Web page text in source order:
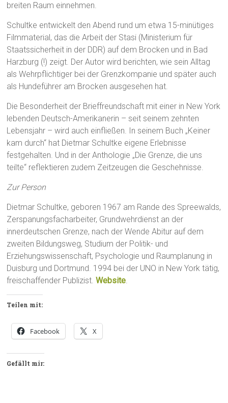
breiten Raum einnehmen.
Schultke entwickelt den Abend rund um etwa 15-minütiges
Filmmaterial, das die Arbeit der Stasi (Ministerium für
Staatssicherheit in der DDR) auf dem Brocken und in Bad
Harzburg (!) zeigt. Der Autor wird berichten, wie sein Alltag
als Wehrpflichtiger bei der Grenzkompanie und später auch
als Hundeführer am Brocken ausgesehen hat.
Die Besonderheit der Brieffreundschaft mit einer in New York
lebenden Deutsch-Amerikanerin – seit seinem zehnten
Lebensjahr – wird auch einfließen. In seinem Buch „Keiner
kam durch“ hat Dietmar Schultke eigene Erlebnisse
festgehalten. Und in der Anthologie „Die Grenze, die uns
teilte“ reflektieren zudem Zeitzeugen die Geschehnisse.
Zur Person
Dietmar Schultke, geboren 1967 am Rande des Spreewalds,
Zerspanungsfacharbeiter, Grundwehrdienst an der
innerdeutschen Grenze, nach der Wende Abitur auf dem
zweiten Bildungsweg, Studium der Politik- und
Erziehungswissenschaft, Psychologie und Raumplanung in
Duisburg und Dortmund. 1994 bei der UNO in New York tätig,
freischaffender Publizist.Website.
Teilen mit:
Facebook X
Gefällt mir: